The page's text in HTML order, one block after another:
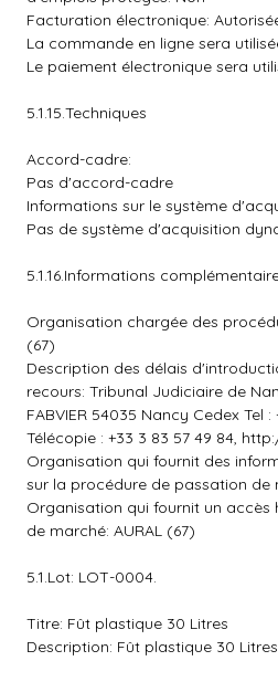
Facturation électronique:
La commande en ligne sera
Le paiement électronique sera
5.1.15.Techniques
Accord-cadre:
Pas d'accord-cadre
Informations sur le système
Pas de système d'acquisition
5.1.16.Informations
Organisation chargée des
(67)
Description des délais
recours: Tribunal Judiciaire de
FABVIER 54035 Nancy Cedex Tel
Télécopie : +33 3 83 57 49 84,
Organisation qui fournit des
sur la procédure de passation de
Organisation qui fournit un accès
de marché: AURAL (67)
5.1.Lot: LOT-0004.
Titre: Fût plastique 30 Litres
Description: Fût plastique 30 Litres